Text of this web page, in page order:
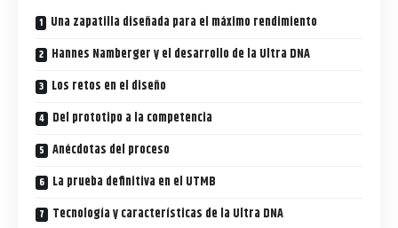
Una zapatilla diseñada para el máximo rendimiento
Hannes Namberger y el desarrollo de la Ultra DNA
Los retos en el diseño
Del prototipo a la competencia
Anécdotas del proceso
La prueba definitiva en el UTMB
Tecnología y características de la Ultra DNA